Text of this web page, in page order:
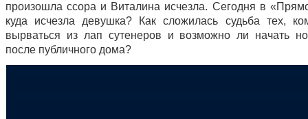
произошла ссора и Виталина исчезла. Сегодня в
куда исчезла девушка? Как сложилась судьба тех,
вырваться из лап сутенеров и возможно ли начать
после публичного дома?